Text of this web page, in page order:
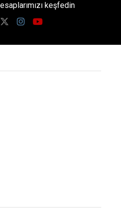
keşfedin